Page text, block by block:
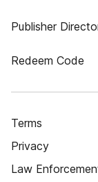
Publisher
Redeem Code
Terms
Privacy
Law